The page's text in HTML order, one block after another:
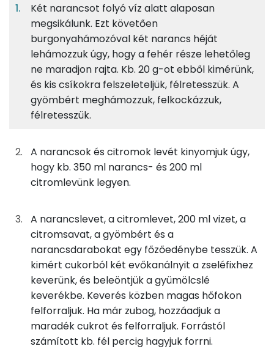
1%
Fehérje
31%
Szénhidrát
0%
325g narancs
112 kcal
128gcitrom
20 kcal
13ggyömbér
1g citromsav
0 kcal
88gcukor
339 kcal
Összesen 488 kcal
Egy
adagban
4
adagban
100
1%
Fehérje
31%
Szénhidrát
0%
Zsír
68%
Víz
TOP ásványi anyagok
Kálcium
Magnézium
Szelén
TOP vitaminok
C vitamin:
Kolin:
Niacin - B3 vitamin:
Két narancsot folyó víz alatt alaposan
megsikálunk. Ezt követően
burgonyahámozóval két narancs héját
lehámozzuk úgy, hogy a fehér része lehetőleg
ne maradjon rajta. Kb. 20 g-ot ebből kimérünk,
és kis csíkokra felszeleteljük, félretesszük. A
gyömbért meghámozzuk, felkockázzuk,
félretesszük.
A narancsok és citromok levét kinyomjuk úgy,
hogy kb. 350 ml narancs- és 200 ml
citromlevünk legyen.
A narancslevet, a citromlevet, 200 ml vizet, a
citromsavat, a gyömbért és a
narancsdarabokat egy főzőedénybe tesszük. A
kimért cukorból két evőkanálnyit a zseléfixhez
keverünk, és beleöntjük a gyümölcslé
keverékbe. Keverés közben magas hőfokon
felforraljuk. Ha már zubog, hozzáadjuk a
maradék cukrot és felforraljuk. Forrástól
számított kb. fél percig hagyjuk forrni.